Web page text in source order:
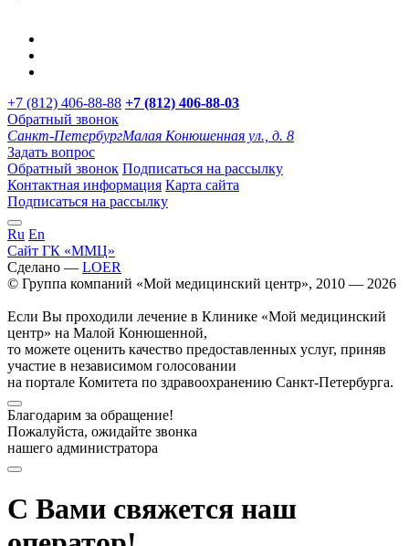
+7 (812) 406-88-88 +7 (812) 406-88-03
Обратный звонок
Санкт-ПетербургМалая Конюшенная ул., д. 8
Задать вопрос
Обратный звонок Подписаться на рассылку
Контактная информация Карта сайта
Подписаться на рассылку
Ru En
Сайт ГК «ММЦ»
Сделано — LOER
© Группа компаний «Мой медицинский центр», 2010 — 2026
Если Вы проходили лечение в Клинике «Мой медицинский
центр» на Малой Конюшенной,
то можете оценить качество предоставленных услуг, приняв
участие в независимом голосовании
на портале Комитета по здравоохранению Санкт-Петербурга.
Благодарим за обращение!
Пожалуйста, ожидайте звонка
нашего администратора
С Вами свяжется наш